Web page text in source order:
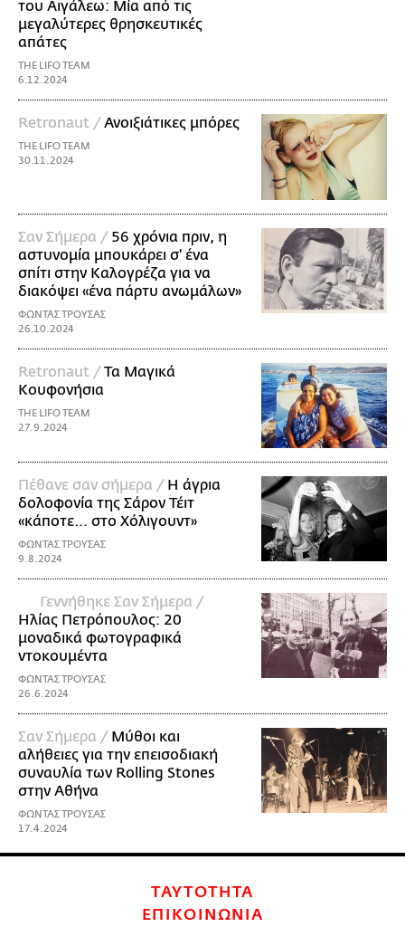
του Αιγάλεω: Μία από τις
μεγαλύτερες θρησκευτικές
απάτες
THE LIFO TEAM
6.12.2024
Retronaut /Ανοιξιάτικες μπόρες
THE LIFO TEAM
30.11.2024
Σαν Σήμερα / 56 χρόνια πριν, η
αστυνομία μπουκάρει σ' ένα
σπίτι στην Καλογρέζα για να
διακόψει «ένα πάρτυ ανωμάλων»
ΦΩΝΤΑΣ ΤΡΟΥΣΑΣ
26.10.2024
Retronaut /Τα Mαγικά
Κουφονήσια
THE LIFO TEAM
27.9.2024
Πέθανε σαν σήμερα / Η άγρια
δολοφονία της Σάρον Τέιτ
«κάποτε... στο Χόλιγουντ»
ΦΩΝΤΑΣ ΤΡΟΥΣΑΣ
9.8.2024
Γεννήθηκε Σαν Σήμερα /
Ηλίας Πετρόπουλος: 20
μοναδικά φωτογραφικά
ντοκουμέντα
ΦΩΝΤΑΣ ΤΡΟΥΣΑΣ
26.6.2024
Σαν Σήμερα / Μύθοι και
αλήθειες για την επεισοδιακή
συναυλία των Rolling Stones
στην Αθήνα
ΦΩΝΤΑΣ ΤΡΟΥΣΑΣ
17.4.2024
ΤΑΥΤΟΤΗΤΑ
ΕΠΙΚΟΙΝΩΝΙΑ